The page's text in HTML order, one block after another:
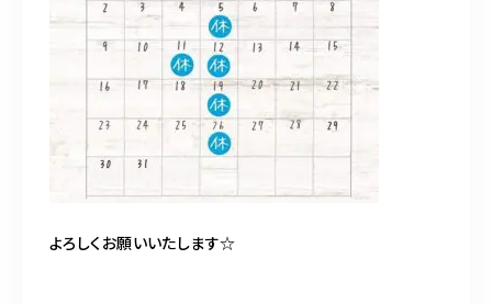
よろしくお願いいたします☆
お問い合わせはこちら